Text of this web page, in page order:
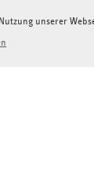
unserer